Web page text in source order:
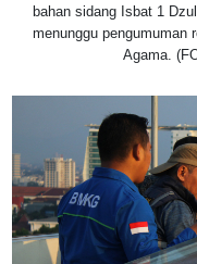
bahan sidang Isbat 1
menunggu pengumuman
Agama.